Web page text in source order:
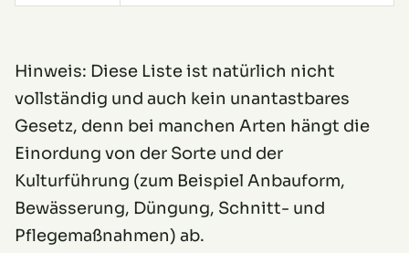
Hinweis: Diese Liste ist natürlich nicht
vollständig und auch kein unantastbares
Gesetz, denn bei manchen Arten hängt die
Einordung von der Sorte und der
Kulturführung (zum Beispiel Anbauform,
Bewässerung, Düngung, Schnitt- und
Pflegemaßnahmen) ab.